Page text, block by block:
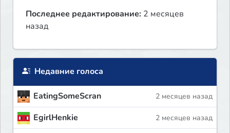
Последнее редактирование: 2 месяцев
назад
Недавние голоса
EatingSomeScran 2 месяцев назад
EgirlHenkie 2 месяцев назад